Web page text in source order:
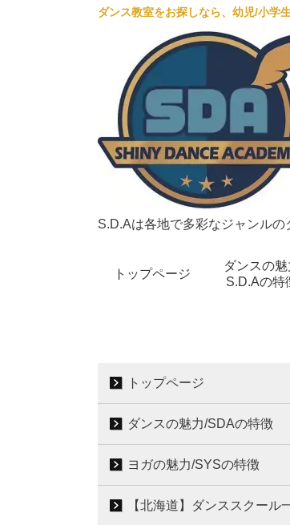
ダンス教室をお探しなら、幼児/小学
S.D.Aは各地で多彩なジャンル
トップページ
ダンスの魅
S.D.Aの特
トップページ
ダンスの魅力/SDAの特徴
ヨガの魅力/SYSの特徴
【北海道】ダンススクール